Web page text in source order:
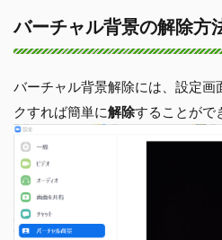
バーチャル背景の解除方
バーチャル背景解除には、設定画
クすれば簡単に解除することがで